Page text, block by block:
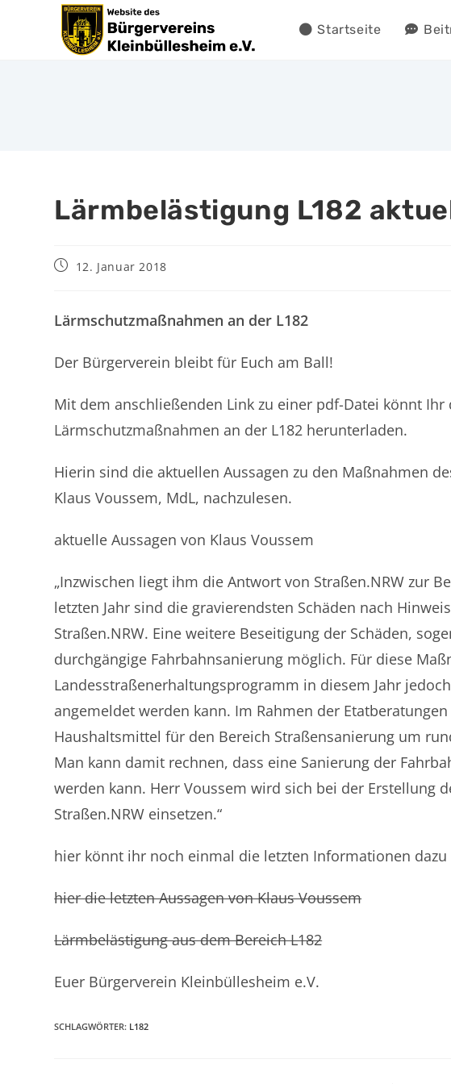
Startseite
Lärmbelästigung L182
12. Januar 2018
Lärmschutzmaßnahmen an der L182
Der Bürgerverein bleibt für Euch am Ball!
Mit dem anschließenden Link zu einer pdf-Datei könnt
Lärmschutzmaßnahmen an der L182 herunterladen.
Hierin sind die aktuellen Aussagen zu den Maßnahmen
Klaus Voussem, MdL, nachzulesen.
aktuelle Aussagen von Klaus Voussem
„Inzwischen liegt ihm die Antwort von Straßen.NRW zur
letzten Jahr sind die gravierendsten Schäden nach
Straßen.NRW. Eine weitere Beseitigung der Schäden,
durchgängige Fahrbahnsanierung möglich. Für diese
Landesstraßenerhaltungsprogramm in diesem Jahr
angemeldet werden kann. Im Rahmen der
Haushaltsmittel für den Bereich Straßensanierung um
Man kann damit rechnen, dass eine Sanierung der
werden kann. Herr Voussem wird sich bei der Erstellung
Straßen.NRW einsetzen.“
hier könnt ihr noch einmal die letzten Informationen dazu
hier die letzten Aussagen von Klaus Voussem
Lärmbelästigung aus dem Bereich L182
Euer Bürgerverein Kleinbüllesheim e.V.
SCHLAGWÖRTER: L182